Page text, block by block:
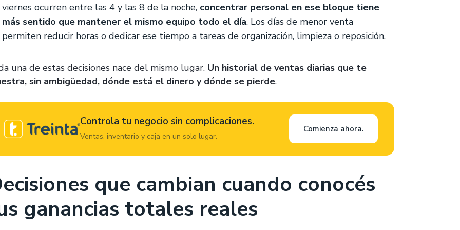
viernes ocurren entre las 4 y las 8 de la noche, concentrar personal en ese bloque tiene
más sentido que mantener el mismo equipo todo el día. Los días de menor venta
permiten reducir horas o dedicar ese tiempo a tareas de organización, limpieza o reposición.
una de estas decisiones nace del mismo lugar. Un historial de ventas diarias que te
sin ambigüedad, dónde está el dinero y dónde se pierde.
Controla tu negocio sin complicaciones.
Ventas, inventario y caja en un solo lugar.
Comienza ahora.
que cambian cuando conocés
ganancias totales reales